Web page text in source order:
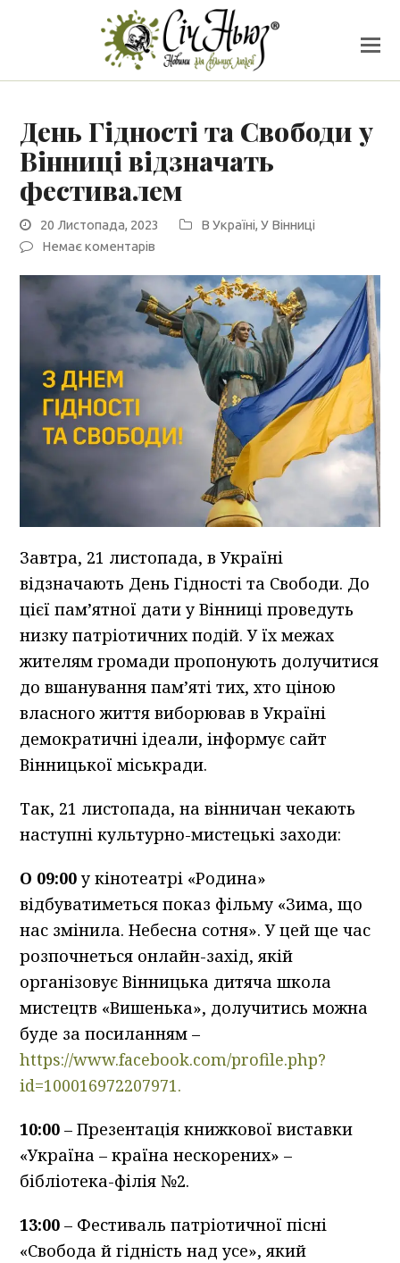
День Гідності та Свободи у
Вінниці відзначать
фестивалем
20 Листопада, 2023 В Україні,У Вінниці
Немає коментарів
Завтра, 21 листопада, в Україні
відзначають День Гідності та Свободи. До
цієї пам’ятної дати у Вінниці проведуть
низку патріотичних подій. У їх межах
жителям громади пропонують долучитися
до вшанування пам’яті тих, хто ціною
власного життя виборював в Україні
демократичні ідеали, інформує сайт
Вінницької міськради.
Так, 21 листопада, на вінничан чекають
наступні культурно-мистецькі заходи:
О 09:00у кінотеатрі «Родина»
відбуватиметься показ фільму «Зима, що
нас змінила. Небесна сотня». У цей ще час
розпочнеться онлайн-захід, якій
організовує Вінницька дитяча школа
мистецтв «Вишенька», долучитись можна
буде за посиланням –
https://www.facebook.com/profile.php?
id=100016972207971.
10:00 – Презентація книжкової виставки
«Україна – країна нескорених» –
бібліотека-філія №2.
13:00– Фестиваль патріотичної пісні
«Свобода й гідність над усе», який